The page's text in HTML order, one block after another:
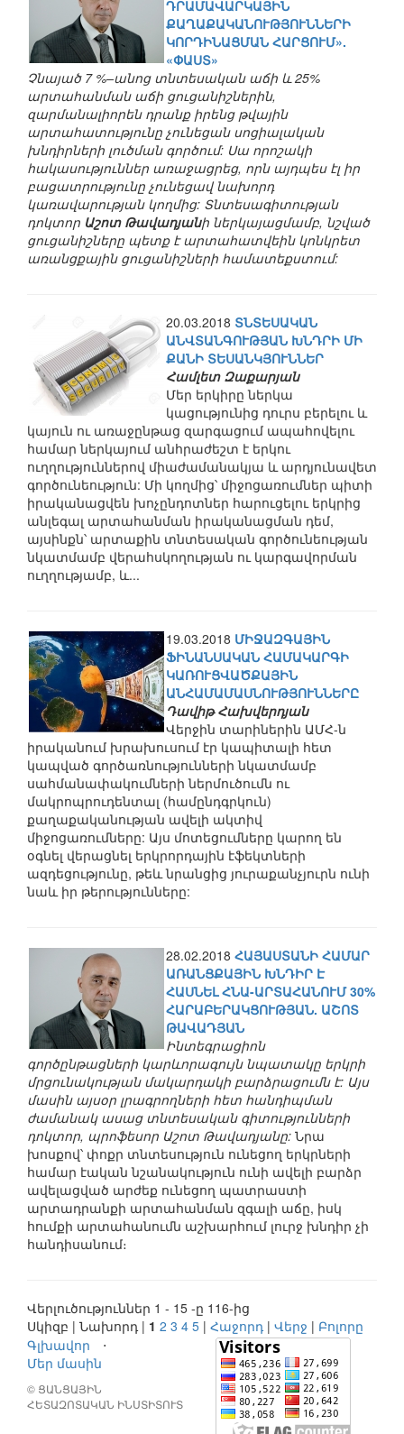
ԴՐԱՄԱՎԱՐԿԱՅԻՆ
ՔԱՂԱՔԱԿԱՆՈՒԹՅՈՒՆՆԵՐԻ
ԿՈՐԴԻՆԱՑՄԱՆ ՀԱՐՑՈՒՄ».
«ՓԱՍՏ»
Չնայած 7 %–անոց տնտեսական աճի և 25%
արտահանման աճի ցուցանիշներին,
զարմանալիորեն դրանք իրենց թվային
արտահատությունը չունեցան սոցիալական
խնդիրների լուծման գործում: Սա որոշակի
հակասություններ առաջացրեց, որն այդպես էլ իր
բացատրությունը չունեցավ նախորդ
կառավարության կողմից: Տնտեսագիտության
դոկտոր Աշոտ Թավադյանի ներկայացմամբ, նշված
ցուցանիշները պետք է արտահատվեին կոնկրետ
առանցքային ցուցանիշների համատեքստում:
20.03.2018 ՏՆՏԵՍԱԿԱՆ
ԱՆՎՏԱՆԳՈՒԹՅԱՆ ԽՆԴՐԻ ՄԻ
ՔԱՆԻ ՏԵՍԱՆԿՅՈՒՆՆԵՐ
Համլետ Զաքարյան
Մեր երկիրը ներկա
կացությունից դուրս բերելու և
կայուն ու առաջընթաց զարգացում ապահովելու
համար ներկայում անհրաժեշտ է երկու
ուղղություններով միաժամանակյա և արդյունավետ
գործունեություն: Մի կողմից՝ միջոցառումներ պիտի
իրականացվեն խոչընդոտներ հարուցելու երկրից
անլեգալ արտահանման իրականացման դեմ,
այսինքն՝ արտաքին տնտեսական գործունեության
նկատմամբ վերահսկողության ու կարգավորման
ուղղությամբ, և...
19.03.2018 ՄԻՋԱԶԳԱՅԻՆ
ՖԻՆԱՆՍԱԿԱՆ ՀԱՄԱԿԱՐԳԻ
ԿԱՌՈՒՑՎԱԾՔԱՅԻՆ
ԱՆՀԱՄԱՄԱՍՆՈՒԹՅՈՒՆՆԵՐԸ
Դավիթ Հախվերդյան
Վերջին տարիներին ԱՄՀ-ն
իրականում խրախուսում էր կապիտալի հետ
կապված գործառնությունների նկատմամբ
սահմանափակումների ներմուծումն ու
մակրոպրուդենտալ (համընդգրկուն)
քաղաքականության ավելի ակտիվ
միջոցառումները: Այս մոտեցումները կարող են
օգնել վերացնել երկրորդային էֆեկտների
ազդեցությունը, թեև նրանցից յուրաքանչյուրն ունի
նաև իր թերությունները:
28.02.2018 ՀԱՅԱՍՏԱՆԻ ՀԱՄԱՐ
ԱՌԱՆՑՔԱՅԻՆ ԽՆԴԻՐ Է
ՀԱՍՆԵԼ ՀՆԱ-ԱՐՏԱՀԱՆՈՒՄ 30%
ՀԱՐԱԲԵՐԱԿՑՈՒԹՅԱՆ. ԱՇՈՏ
ԹԱՎԱԴՅԱՆ
Ինտեգրացիոն
գործընթացների կարևորագույն նպատակը երկրի
մրցունակության մակարդակի բարձրացումն է: Այս
մասին այսօր լրագրողների հետ հանդիպման
ժամանակ ասաց տնտեսական գիտությունների
դոկտոր, պրոֆեսոր Աշոտ Թավադյանը: Նրա
խոսքով՝ փոքր տնտեսություն ունեցող երկրների
համար էական նշանակություն ունի ավելի բարձր
ավելացված արժեք ունեցող պատրաստի
արտադրանքի արտահանման զգալի աճը, իսկ
հումքի արտահանումն աշխարհում լուրջ խնդիր չի
հանդիսանում։
Վերլուծություններ 1 - 15 -ը 116-ից
Սկիզբ | Նախորդ | 1 2 3 4 5 | Հաջորդ| Վերջ | Բոլորը
Գլխավոր
⋅
Մեր մասին
© ՑԱՆՑԱՅԻՆ
ՀԵՏԱԶՈՏԱԿԱՆ ԻՆՍՏԻՏՈՒՏ